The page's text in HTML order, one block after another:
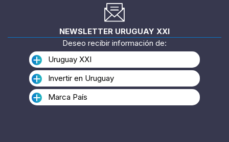
NEWSLETTER URUGUAY XXI
Deseo recibir información de:
Uruguay XXI
Invertir en Uruguay
Marca País